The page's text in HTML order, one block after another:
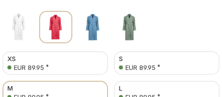
XS
EUR 89.95 *
S
EUR 89.95 *
M
L